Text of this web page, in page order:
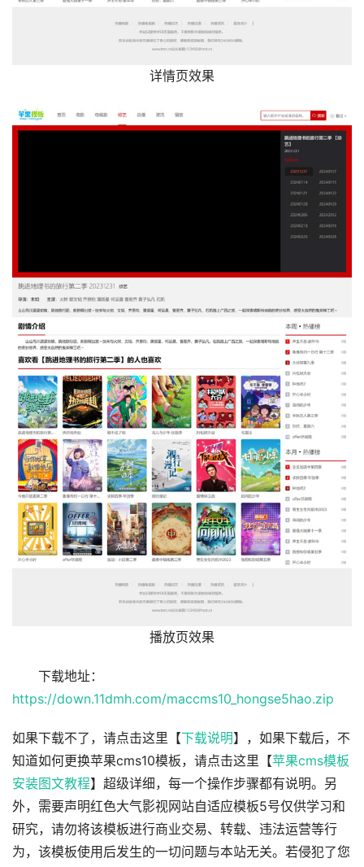
详情页效果
播放页效果
下载地址：
https://down.11dmh.com/maccms10_hongse5hao.zip
如果下载不了，请点击这里【下载说明】，如果下载后，不
知道如何更换苹果cms10模板，请点击这里【苹果cms模板
安装图文教程】超级详细，每一个操作步骤都有说明。另
外，需要声明红色大气影视网站自适应模板5号仅供学习和
研究，请勿将该模板进行商业交易、转载、违法运营等行
为，该模板使用后发生的一切问题与本站无关。若侵犯了您